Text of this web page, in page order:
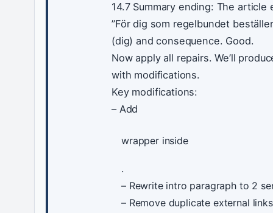
14.7 Summary ending: The article
”För dig som regelbundet
(dig) and consequence. Good.
Now apply all repairs. We’ll
with modifications.
Key modifications:
– Add
wrapper inside
.
– Rewrite intro paragraph to 2
– Remove duplicate external